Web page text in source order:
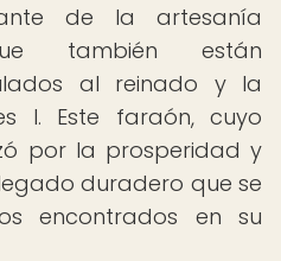
de la artesanía
también están
al reinado y la
I. Este faraón, cuyo
por la prosperidad y
duradero que se
encontrados en su